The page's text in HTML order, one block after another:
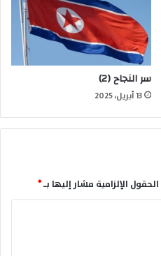
سر النجاح (2)
13 أبريل، 2025
الحقول الإلزامية مشار إليها بـ*